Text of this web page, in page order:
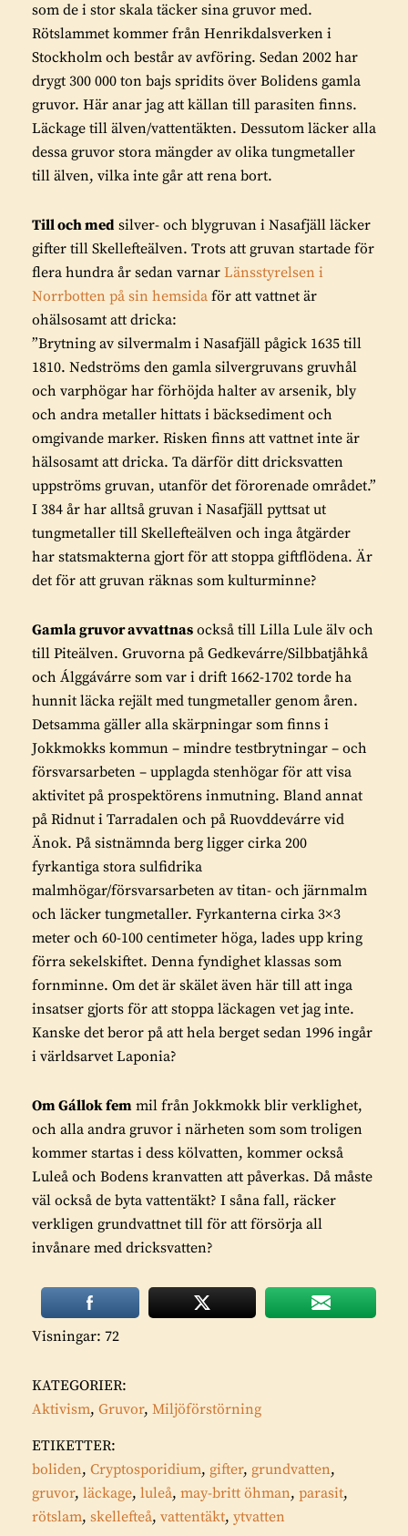
som de i stor skala täcker sina gruvor med.
Rötslammet kommer från Henrikdalsverken i
Stockholm och består av avföring. Sedan 2002 har
drygt 300 000 ton bajs spridits över Bolidens gamla
gruvor. Här anar jag att källan till parasiten finns.
Läckage till älven/vattentäkten. Dessutom läcker alla
dessa gruvor stora mängder av olika tungmetaller
till älven, vilka inte går att rena bort.
Till och med silver- och blygruvan i Nasafjäll läcker
gifter till Skellefteälven. Trots att gruvan startade för
flera hundra år sedan varnar Länsstyrelsen i
Norrbotten på sin hemsida för att vattnet är
ohälsosamt att dricka:
”Brytning av silvermalm i Nasafjäll pågick 1635 till
1810. Nedströms den gamla silvergruvans gruvhål
och varphögar har förhöjda halter av arsenik, bly
och andra metaller hittats i bäcksediment och
omgivande marker. Risken finns att vattnet inte är
hälsosamt att dricka. Ta därför ditt dricksvatten
uppströms gruvan, utanför det förorenade området.”
I 384 år har alltså gruvan i Nasafjäll pyttsat ut
tungmetaller till Skellefteälven och inga åtgärder
har statsmakterna gjort för att stoppa giftflödena. Är
det för att gruvan räknas som kulturminne?
Gamla gruvor avvattnas också till Lilla Lule älv och
till Piteälven. Gruvorna på Gedkevárre/Silbbatjåhkå
och Álggávárre som var i drift 1662-1702 torde ha
hunnit läcka rejält med tungmetaller genom åren.
Detsamma gäller alla skärpningar som finns i
Jokkmokks kommun – mindre testbrytningar – och
försvarsarbeten – upplagda stenhögar för att visa
aktivitet på prospektörens inmutning. Bland annat
på Ridnut i Tarradalen och på Ruovddevárre vid
Änok. På sistnämnda berg ligger cirka 200
fyrkantiga stora sulfidrika
malmhögar/försvarsarbeten av titan- och järnmalm
och läcker tungmetaller. Fyrkanterna cirka 3×3
meter och 60-100 centimeter höga, lades upp kring
förra sekelskiftet. Denna fyndighet klassas som
fornminne. Om det är skälet även här till att inga
insatser gjorts för att stoppa läckagen vet jag inte.
Kanske det beror på att hela berget sedan 1996 ingår
i världsarvet Laponia?
Om Gállok fem mil från Jokkmokk blir verklighet,
och alla andra gruvor i närheten som som troligen
kommer startas i dess kölvatten, kommer också
Luleå och Bodens kranvatten att påverkas. Då måste
väl också de byta vattentäkt? I såna fall, räcker
verkligen grundvattnet till för att försörja all
invånare med dricksvatten?
Visningar: 72
KATEGORIER:
Aktivism, Gruvor, Miljöförstörning
ETIKETTER:
boliden, Cryptosporidium, gifter, grundvatten,
gruvor, läckage, luleå, may-britt öhman, parasit,
rötslam, skellefteå, vattentäkt, ytvatten